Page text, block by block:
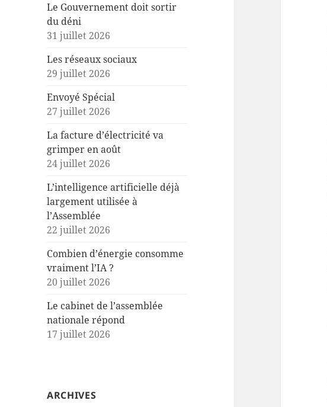
Le Gouvernement doit sortir
du déni
31 juillet 2026
Les réseaux sociaux
29 juillet 2026
Envoyé Spécial
27 juillet 2026
La facture d’électricité va
grimper en août
24 juillet 2026
L’intelligence artificielle déjà
largement utilisée à
l’Assemblée
22 juillet 2026
Combien d’énergie consomme
vraiment l’IA ?
20 juillet 2026
Le cabinet de l’assemblée
nationale répond
17 juillet 2026
ARCHIVES